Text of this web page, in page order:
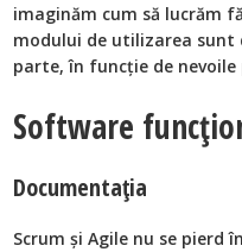
imaginăm cum să lucrăm
modului de utilizarea sunt
parte, în funcție de
Software
Documentația
Scrum și Agile nu se pierd